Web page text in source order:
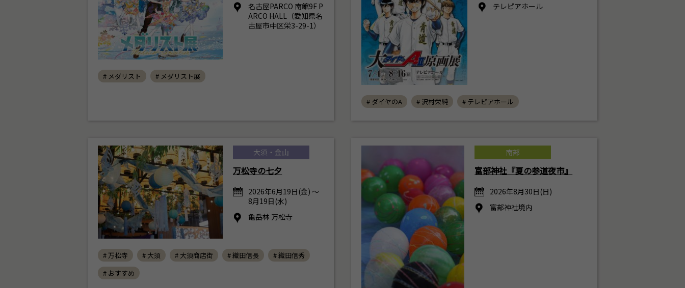
名古屋PARCO 南館9F P
ARCO HALL（愛知県名
古屋市中区栄3-29-1）
# メダリスト # メダリスト展
テレピアホール
# ダイヤのA # 沢村栄純 # テレピアホール
大須・金山
万松寺の七夕
2026年6月19日(金) ～
8月19日(水)
亀岳林 万松寺
# 万松寺 # 大須 # 大須商店街 # 織田信長
# 織田信秀
# おすすめ
南部
富部神社『夏の参道夜市』
2026年8月30日(日)
富部神社境内